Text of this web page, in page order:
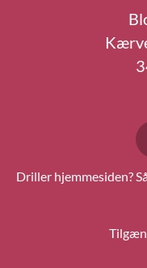
Driller hjemmesiden?